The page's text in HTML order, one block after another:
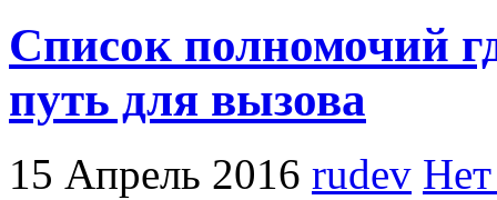
Список полномочий
путь для вызова
15 Апрель 2016 rudev